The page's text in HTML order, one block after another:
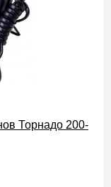
Торнадо 200-